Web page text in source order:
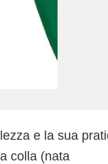
e la sua
colla (nata